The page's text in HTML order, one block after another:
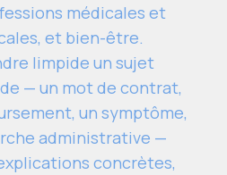
médicales et
et bien-être.
limpide un sujet
— un mot de contrat,
un symptôme,
administrative —
concrètes,